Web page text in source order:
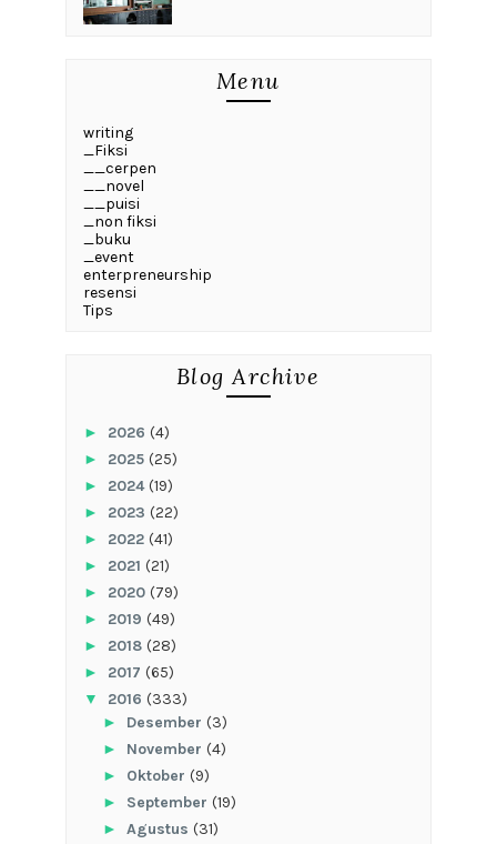
Menu
writing
_Fiksi
__cerpen
__novel
__puisi
_non fiksi
_buku
_event
enterpreneurship
resensi
Tips
Blog Archive
► 2026 (4)
► 2025 (25)
► 2024(19)
► 2023 (22)
► 2022 (41)
► 2021 (21)
► 2020 (79)
► 2019 (49)
► 2018 (28)
► 2017 (65)
▼ 2016 (333)
► Desember (3)
► November (4)
► Oktober (9)
► September (19)
► Agustus (31)